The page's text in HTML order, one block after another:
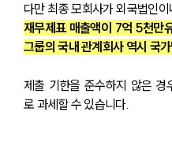
다만 최종 모회사가 외국법인
재무제표 매출액이 7억 5천만
그룹의 국내 관계회사 역시 국
제출 기한을 준수하지 않은
로 과세할 수 있습니다.